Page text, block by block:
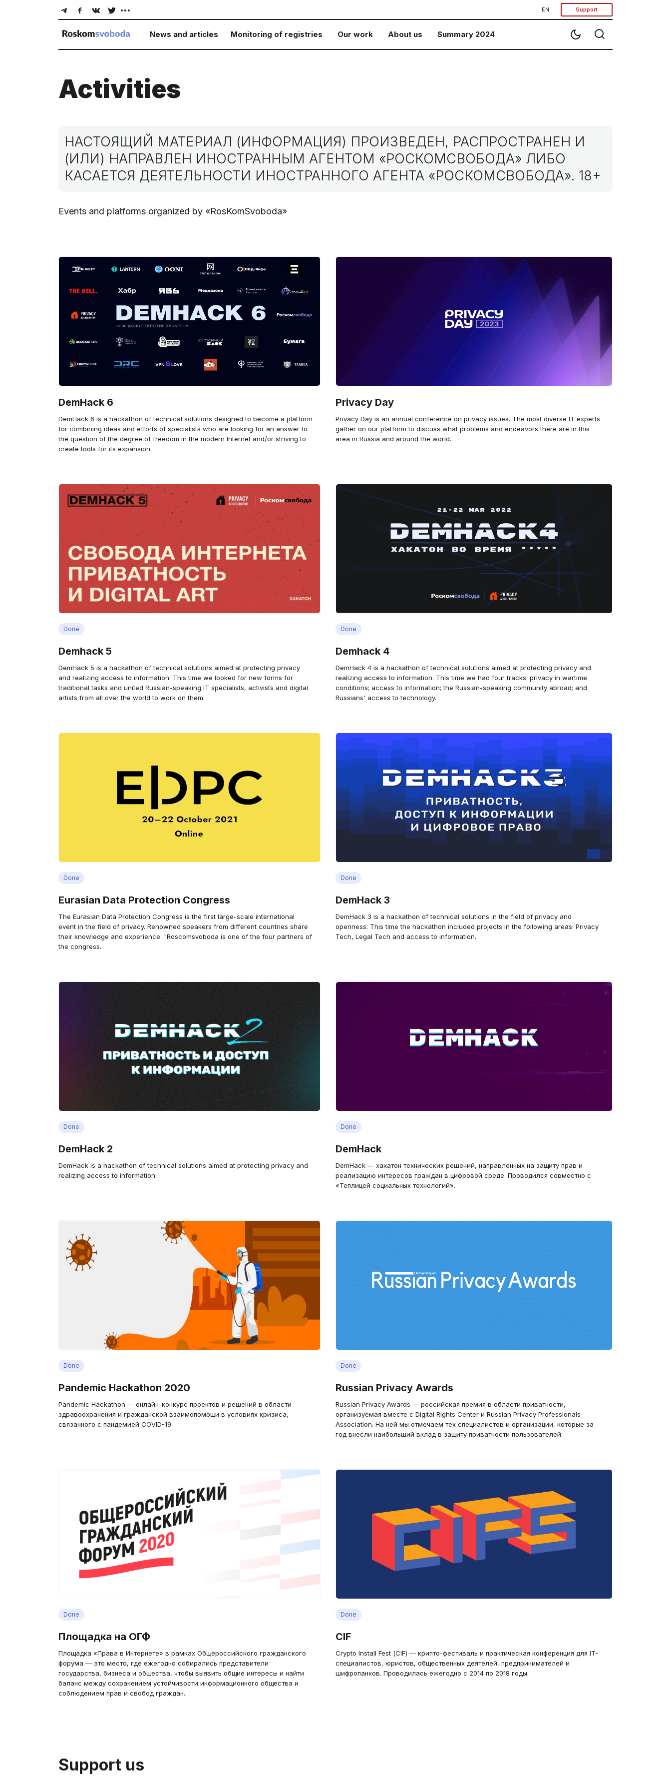
EN Support
News and articles Monitoring of registries Our work About us Summary 2024
Activities
НАСТОЯЩИЙ МАТЕРИАЛ (ИНФОРМАЦИЯ) ПРОИЗВЕДЕН, РАСПРОСТРАНЕН И
(ИЛИ) НАПРАВЛЕН ИНОСТРАННЫМ АГЕНТОМ «РОСКОМСВОБОДА» ЛИБО
КАСАЕТСЯ ДЕЯТЕЛЬНОСТИ ИНОСТРАННОГО АГЕНТА «РОСКОМСВОБОДА». 18+
Events and platforms organized by «RosKomSvoboda»
DemHack 6
DemHack 6 is a hackathon of technical solutions designed to become a platform
for combining ideas and efforts of specialists who are looking for an answer to
the question of the degree of freedom in the modern Internet and/or striving to
create tools for its expansion.
Privacy Day
Privacy Day is an annual conference on privacy issues. The most diverse IT experts
gather on our platform to discuss what problems and endeavors there are in this
area in Russia and around the world.
Done
Demhack 5
DemHack 5 is a hackathon of technical solutions aimed at protecting privacy
and realizing access to information. This time we looked for new forms for
traditional tasks and united Russian-speaking IT specialists, activists and digital
artists from all over the world to work on them.
Done
Demhack 4
DemHack 4 is a hackathon of technical solutions aimed at protecting privacy and
realizing access to information. This time we had four tracks: privacy in wartime
conditions; access to information; the Russian-speaking community abroad; and
Russians' access to technology.
Done
Eurasian Data Protection Congress
The Eurasian Data Protection Congress is the first large-scale international
event in the field of privacy. Renowned speakers from different countries share
their knowledge and experience. "Roscomsvoboda is one of the four partners of
the congress.
Done
DemHack 3
DemHack 3 is a hackathon of technical solutions in the field of privacy and
openness. This time the hackathon included projects in the following areas: Privacy
Tech, Legal Tech and access to information.
Done
DemHack 2
DemHack is a hackathon of technical solutions aimed at protecting privacy and
realizing access to information.
Done
DemHack
DemHack — хакатон технических решений, направленных на защиту прав и
реализацию интересов граждан в цифровой среде. Проводился совместно с
«Теплицей социальных технологий».
Done
Pandemic Hackathon 2020
Pandemic Hackathon — онлайн-конкурс проектов и решений в области
здравоохранения и гражданской взаимопомощи в условиях кризиса,
связанного с пандемией COVID-19.
Done
Russian Privacy Awards
Russian Privacy Awards — российская премия в области приватности,
организуемая вместе с Digital Rights Center и Russian Privacy Professionals
Association. На ней мы отмечаем тех специалистов и организации, которые за
год внесли наибольший вклад в защиту приватности пользователей.
Done
Площадка на ОГФ
Площадка «Права в Интернете» в рамках Общероссийского гражданского
форума — это место, где ежегодно собирались представители
государства, бизнеса и общества, чтобы выявить общие интересы и найти
баланс между сохранением устойчивости информационного общества и
соблюдением прав и свобод граждан.
Done
CIF
Crypto Install Fest (СIF) — крипто-фестиваль и практическая конференция для IT-
специалистов, юристов, общественных деятелей, предпринимателей и
шифропанков. Проводилась ежегодно с 2014 по 2018 годы.
Support us